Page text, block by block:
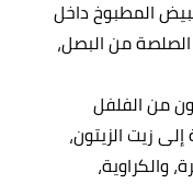
المطبوخ داخل
من البصل،
من الفلفل
زيت الزيتون،
والكراوية،